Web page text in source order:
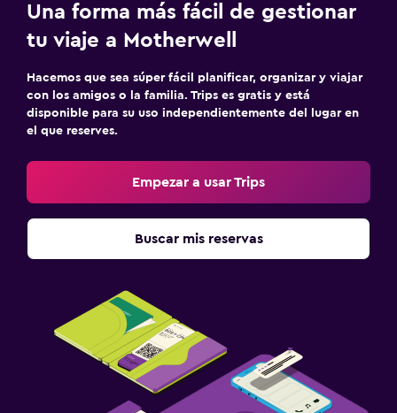
Una forma más fácil de gestionar
tu viaje a Motherwell
Hacemos que sea súper fácil planificar, organizar y viajar
con los amigos o la familia. Trips es gratis y está
disponible para su uso independientemente del lugar en
el que reserves.
Empezar a usar Trips
Buscar mis reservas